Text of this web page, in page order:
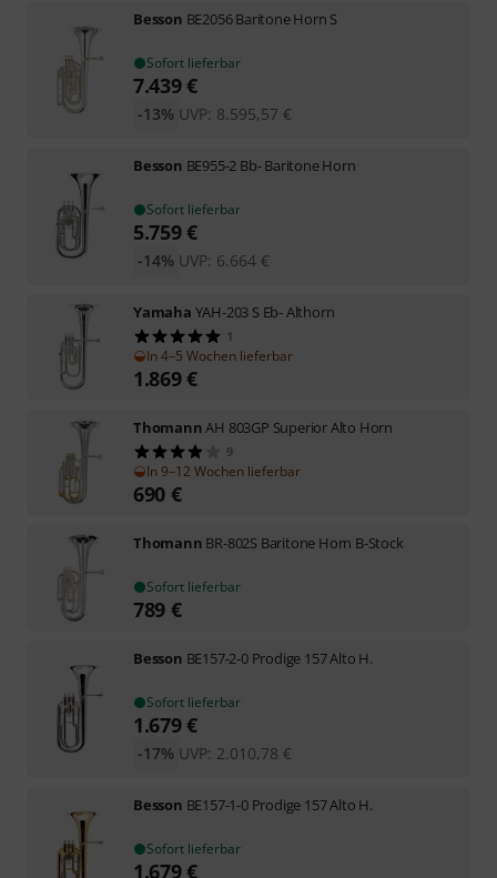
Besson BE2056 Baritone Horn S
Sofort lieferbar
7.439€
UVP: 8.595,57 €
-13%
Besson BE955-2 Bb- Baritone Horn
Sofort lieferbar
5.759€
UVP: 6.664 €
-14%
Yamaha YAH-203 S Eb- Althorn
1
In 4–5 Wochen lieferbar
1.869€
ThomannAH 803GP Superior Alto Horn
9
In 9–12 Wochen lieferbar
690 €
Thomann BR-802S Baritone Horn B-Stock
Sofort lieferbar
789 €
Besson BE157-2-0 Prodige 157 Alto H.
Sofort lieferbar
1.679€
UVP: 2.010,78 €
-17%
Besson BE157-1-0 Prodige 157 Alto H.
Sofort lieferbar
1.679€